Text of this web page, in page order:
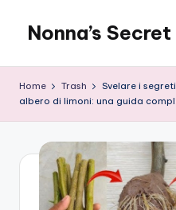
content
Nonna’s
Home Trash
Svelare i
albero di limoni: una guida